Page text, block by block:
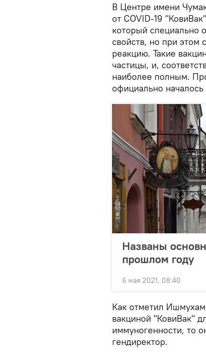
В Центре имени
от COVID-19
который специально
свойств, но при этом
реакцию. Такие
частицы, и,
наиболее полным.
официально началось
Названы
прошлом году
6 мая 2021, 08:40
Как отметил
вакциной "КовиВак"
иммуногенности, то
гендиректор.